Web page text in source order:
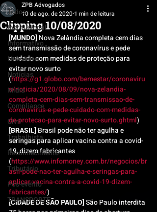
Todos
Institucional
Informativo
Newsletter
Notícias
Mídia
Compliance
Civil
Trabalhista
Reconhecimento
Tributário
Pós-evento
TRANSPORTE
Clipping 10/08/2020
ZPB Advogados
10 de ago. de 2020 1 min de leitura
[MUNDO] Nova Zelândia completa cem dias
sem transmissão de coronavírus e pede
cuidado com medidas de proteção para
evitar novo surto
(https://g1.globo.com/bemestar/coronaviru
s/noticia/2020/08/09/nova-zelandia-
completa-cem-dias-sem-transmissao-de-
coronavirus-e-pede-cuidado-com-medidas-
de-protecao-para-evitar-novo-surto.ghtml)
[BRASIL] Brasil pode não ter agulha e
seringas para aplicar vacina contra a covid-
19, dizem fabricantes
(https://www.infomoney.com.br/negocios/br
asil-pode-nao-ter-agulha-e-seringas-para-
aplicar-vacina-contra-a-covid-19-dizem-
fabricantes/)
[CIDADE DE SÃO PAULO] São Paulo interdita